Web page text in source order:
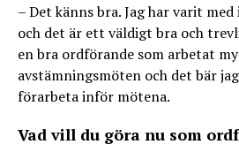
– Det känns bra. Jag har varit
och det är ett väldigt bra och
en bra ordförande som arbetat
avstämningsmöten och det bär
förarbeta inför mötena.
Vad vill du göra nu som